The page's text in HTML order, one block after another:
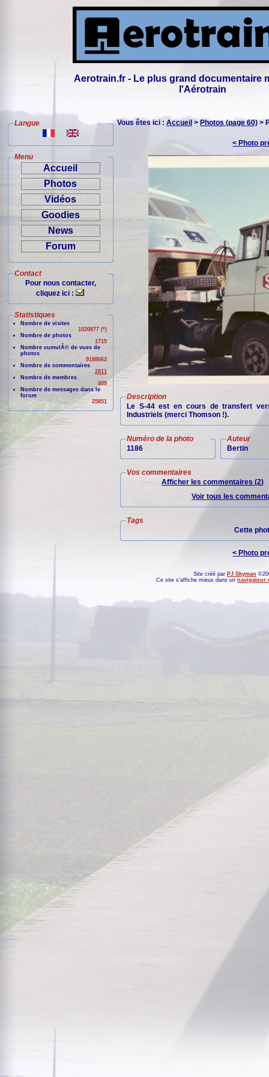
Aerotrain.fr - Le plus grand documentaire
l'Aérotrain
Langue
Menu
Accueil
Photos
Vidéos
Goodies
News
Forum
Contact
Pour nous contacter,
cliquez ici :
Statistiques
Nombre de visites
1020877 (*)
Nombre de photos
1715
Nombre cumulÃ© de vues de
photos
9188662
Nombre de commentaires
2811
Nombre de membres
409
Nombre de messages dans le
forum
25851
Vous êtes ici : Accueil > Photos (page 60) >
< Photo
Description
Le S-44 est en cours de transfert
Industriels (merci Thomson !).
Numéro de la photo
1186
Auteur
Bertin
Vos commentaires
Afficher les commentaires (2)
Voir tous les
Tags
Cette
< Photo
Site créé par PJ Skyman
Ce site s'affiche mieux dans unnavigateur